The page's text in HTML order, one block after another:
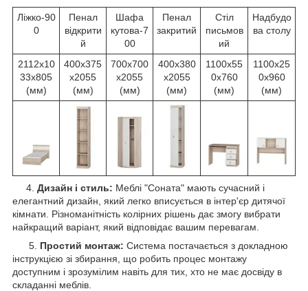
Ліжко-90
0
Пенал
відкрити
й
Шафа
кутова-7
00
Пенал
закритий
Стіл
письмов
ий
Надбудо
ва столу
2112х10
33х805
(мм)
400х375
х2055
(мм)
700х700
х2055
(мм)
400х380
х2055
(мм)
1100х55
0х760
(мм)
1100х25
0х960
(мм)
4. Дизайн і стиль: Меблі "Соната" мають сучасний і
елегантний дизайн, який легко вписується в інтер'єр дитячої
кімнати. Різноманітність колірних рішень дає змогу вибрати
найкращий варіант, який відповідає вашим перевагам.
5. Простий монтаж: Система постачається з докладною
інструкцією зі збирання, що робить процес монтажу
доступним і зрозумілим навіть для тих, хто не має досвіду в
складанні меблів.